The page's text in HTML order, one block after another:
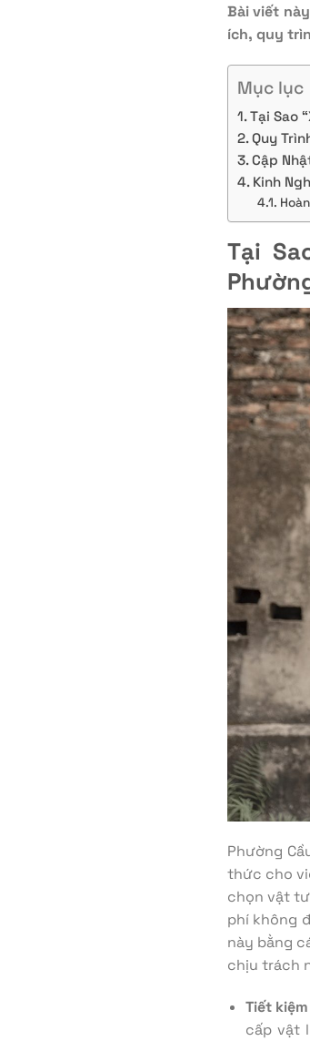
Bài viết
ích, quy
Mục lục
Tại Sao
Quy
Cập
Kinh
Tại
Phường
thức cho
chọn vật
phí không
này bằng
chịu trách
Tiết
cấp vật